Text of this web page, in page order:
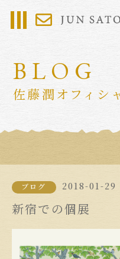
BLOG
佐藤潤オフィシ
ブログ 2018-01-29
新宿での個展